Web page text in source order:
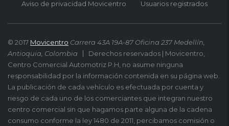
Aviso de privacidad Movicentro
Usuarios registrados
© 2017 Movicentro Carrera 43A 19A-87 Oficina 237 Medellín,
Antioquia, Colombia
Derechos reservados | Movicentro,
Centro Comercial Automotriz P.H, no asume ninguna
responsabilidad por la información contenida en su página web.
La publicación de cada vehículo es efectuada por cuenta y
riesgo de cada uno de los comerciantes que integran nuestro
centro comercial sin que hagamos parte alguna de la cadena
consumo conforme la ley 1480 de 2011, percibamos comisión o